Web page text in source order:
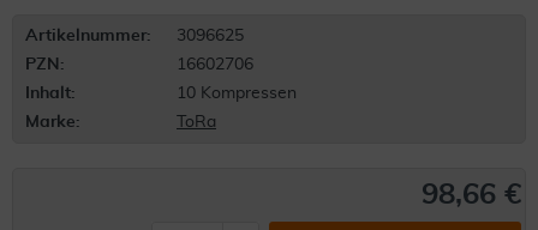
Artikelnummer:
3096625
PZN:
16602706
Inhalt:
10 Kompressen
Marke:
ToRa
98,66 €